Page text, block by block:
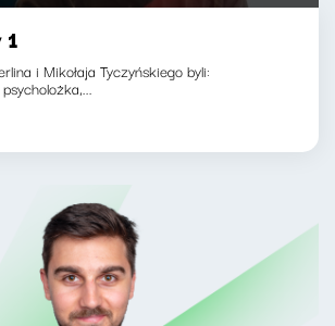
i Mikołaja Tyczyńskiego byli: